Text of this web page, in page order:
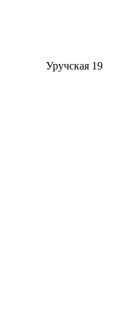
Уручская 19